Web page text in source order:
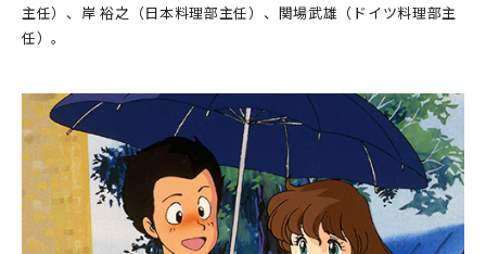
主任）、岸 裕之（日本料理部主任）、関場武雄（ドイツ料理部主
任）。